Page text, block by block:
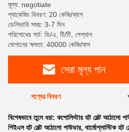
মূল্য: negotiate
প্যাকেজিং বিবরণ: 20 কেজি/ব্যাগ
ডেলিভারি সময়: 3-7 দিন
পরিশোধের শর্ত: ডি/এ, টি/টি, পেপ্যাল
যোগানের ক্ষমতা: 40000 কেজি/মাস
সেরা মূল্য পান
পণ্যের বিবরণ
বিশেষভাবে তুলে ধরা: কপোলিস্টার হট মেল্ট আঠালো
পিইএস হট মেল্ট আঠালো পাউডার, থার্মোপ্লাস্টিক হট